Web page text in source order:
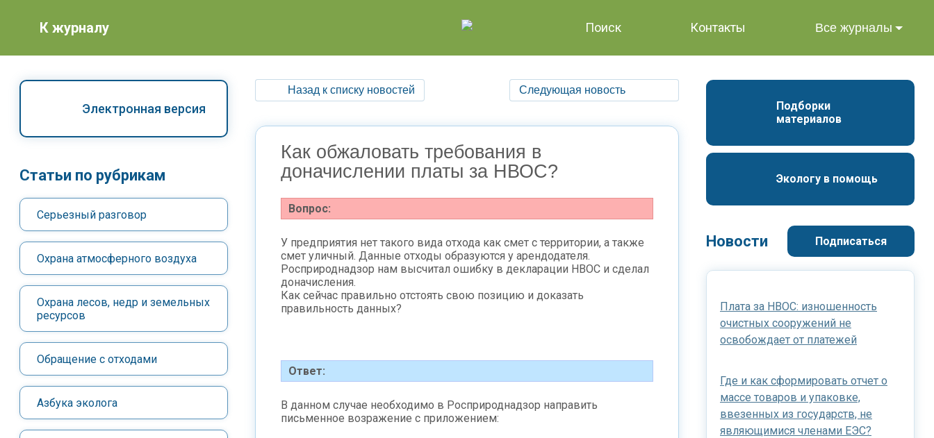
К журналу Поиск Контакты Все журналы
Электронная версия
Статьи по рубрикам
Серьезный разговор
Охрана атмосферного воздуха
Охрана лесов, недр и земельных
ресурсов
Обращение с отходами
Азбука эколога
Назад к списку новостей Следующая новость
Как обжаловать требования в
доначислении платы за НВОС?
Вопрос:
У предприятия нет такого вида отхода как смет с территории, а также
смет уличный. Данные отходы образуются у арендодателя.
Росприроднадзор нам высчитал ошибку в декларации НВОС и сделал
доначисления.
Как сейчас правильно отстоять свою позицию и доказать
правильность данных?
Ответ:
В данном случае необходимо в Росприроднадзор направить
письменное возражение с приложением:
Подборки
материалов
Экологу в помощь
Новости Подписаться
Плата за НВОС: изношенность
очистных сооружений не
освобождает от платежей
Где и как сформировать отчет о
массе товаров и упаковке,
ввезенных из государств, не
являющимися членами ЕЭС?